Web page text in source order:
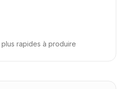
rapides à produire